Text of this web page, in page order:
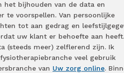
het bijhouden van de data en
te voorspellen. Van persoonlijke
tot aan gedrag en
uw klant er behoefte aan
(steeds meer) zelflerend zijn. Ik
veel gebruik
van Uw zorg online.